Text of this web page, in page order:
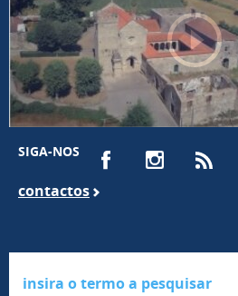
SIGA-NOS
contactos